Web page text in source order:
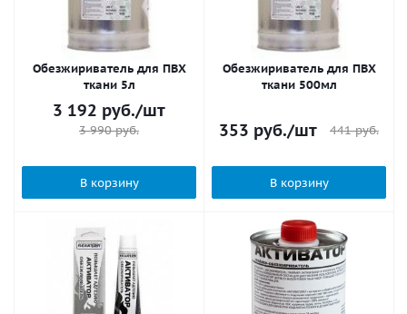
Обезжириватель для ПВХ
ткани 5л
3 192 руб./шт
3 990руб.
В корзину
Обезжириватель для ПВХ
ткани 500мл
353 руб./шт 441руб.
В корзину